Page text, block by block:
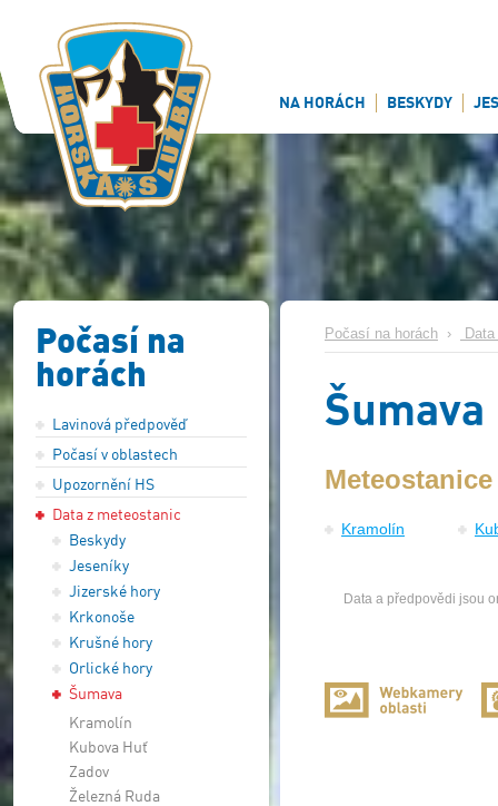
NA HORÁCH BESKYDY
Počasí na
horách
Lavinová předpověď
Počasí v oblastech
Upozornění HS
Data z meteostanic
Beskydy
Jeseníky
Jizerské hory
Krkonoše
Krušné hory
Orlické hory
Šumava
Kramolín
Kubova Huť
Zadov
Železná Ruda
Počasí na horách ›
Šumava
Kramolín
Data a předpovědi jsou